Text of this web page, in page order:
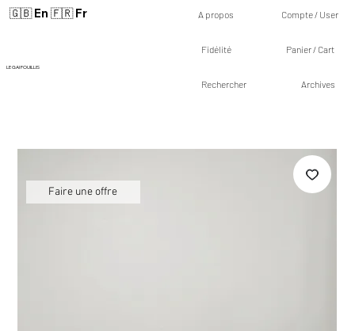
🇬🇧 En 🇫🇷 Fr
LE GAI FOUILLIS
A propos Compte / User
Fidélité Panier / Cart
Rechercher Archives
Faire une offre